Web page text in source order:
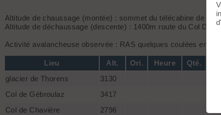
Altitude de chaussage (montée) : sommet du télécabine de
Altitude de déchaussage (descente) : 1400m route du Col D106
Activité avalancheuse observée : RAS quelques coulées en
Lieu Alt. Ori. Heure Qté.
glacier de Thorens
3130
Col de Gébroulaz
3417
Col de Chaviére
2796